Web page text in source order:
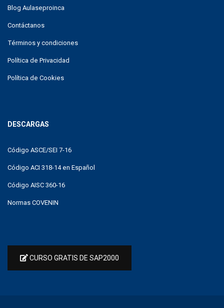
Blog Aulaseproinca
Contáctanos
Términos y condiciones
Política de Privacidad
Política de Cookies
DESCARGAS
Código ASCE/SEI 7-16
Código ACI 318-14 en Español
Código AISC 360-16
Normas COVENIN
CURSO GRATIS DE SAP2000